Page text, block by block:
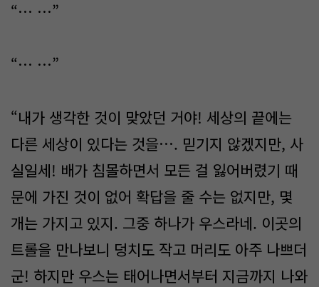
“… …”
“… …”
“내가 생각한 것이 맞았던 거야! 세상의 끝에는
다른 세상이 있다는 것을…. 믿기지 않겠지만, 사
실일세! 배가 침몰하면서 모든 걸 잃어버렸기 때
문에 가진 것이 없어 확답을 줄 수는 없지만, 몇
개는 가지고 있지. 그중 하나가 우스라네. 이곳의
트롤을 만나보니 덩치도 작고 머리도 아주 나쁘더
군! 하지만 우스는 태어나면서부터 지금까지 나와